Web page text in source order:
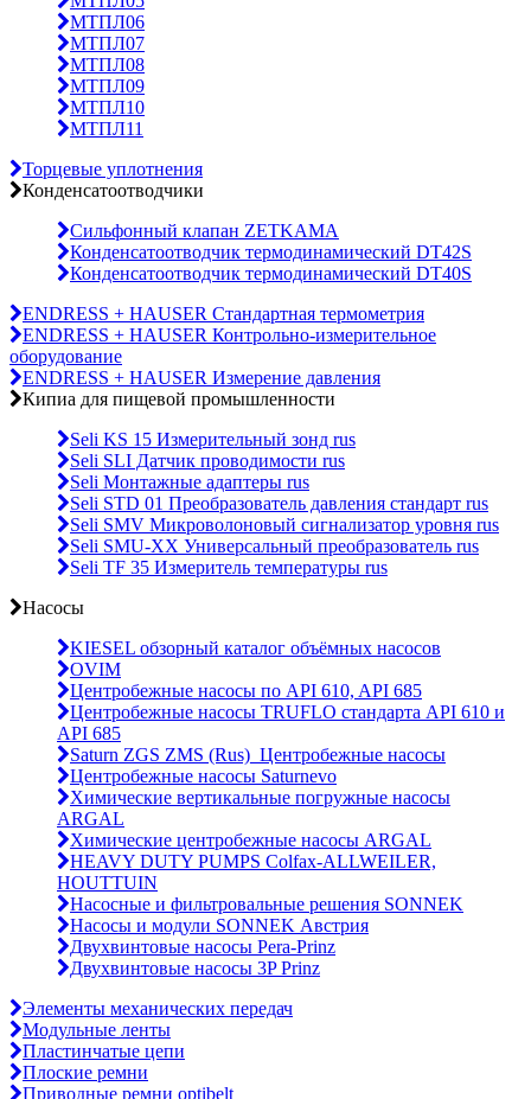
МТПЛ06
МТПЛ07
МТПЛ08
МТПЛ09
МТПЛ10
МТПЛ11
Торцевые уплотнения
Конденсатоотводчики
Сильфонный клапан ZETKAMA
Конденсатоотводчик термодинамический DT42S
Конденсатоотводчик термодинамический DT40S
ENDRESS + HAUSER Стандартная термометрия
ENDRESS + HAUSER Контрольно-измерительное
оборудование
ENDRESS + HAUSER Измерение давления
Кипиа для пищевой промышленности
Seli KS 15 Измерительный зонд rus
Seli SLI Датчик проводимости rus
Seli Монтажные адаптеры rus
Seli STD 01 Преобразователь давления стандарт rus
Seli SMV Микроволоновый сигнализатор уровня rus
Seli SMU-ХХ Универсальный преобразователь rus
Seli TF 35 Измеритель температуры rus
Насосы
KIESEL обзорный каталог объёмных насосов
OVIM
Центробежные насосы по API 610, API 685
Центробежные насосы TRUFLO стандарта API 610 и
API 685
Saturn ZGS ZMS (Rus)_Центробежные насосы
Центробежные насосы Saturnevo
Химические вертикальные погружные насосы
ARGAL
Химические центробежные насосы ARGAL
HEAVY DUTY PUMPS Colfax-ALLWEILER,
HOUTTUIN
Насосные и фильтровальные решения SONNEK
Насосы и модули SONNEK Австрия
Двухвинтовые насосы Pera-Prinz
Двухвинтовые насосы 3P Prinz
Элементы механических передач
Модульные ленты
Пластинчатые цепи
Плоские ремни
Приводные ремни optibelt